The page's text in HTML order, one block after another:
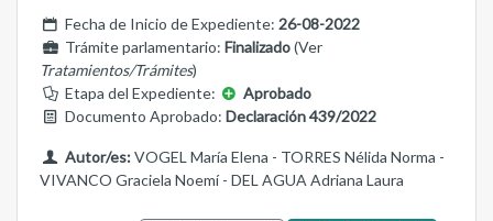
Fecha de Inicio de Expediente: 26-08-2022
Trámite parlamentario: Finalizado(Ver
Tratamientos/Trámites)
Etapa del Expediente:
Aprobado
Documento Aprobado: Declaración 439/2022
Autor/es:VOGEL María Elena - TORRES Nélida Norma -
VIVANCO Graciela Noemí - DEL AGUA Adriana Laura